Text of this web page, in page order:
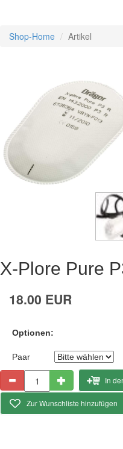
Shop-Home Artikel
X-Plore Pure
18.00 EUR
Optionen:
Paar
In
Zur Wunschliste hinzufügen